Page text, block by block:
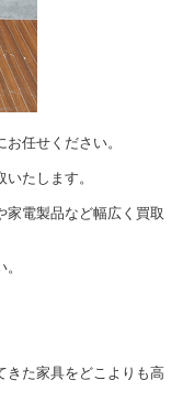
任せください。
たします。
家電製品など幅広く買取
きた家具をどこよりも高